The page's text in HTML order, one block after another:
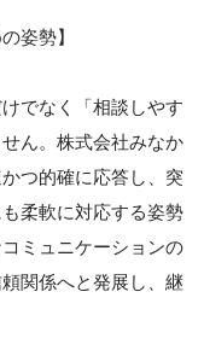
姿勢】
でなく「相談しやす
ん。株式会社みなか
つ的確に応答し、突
柔軟に対応する姿勢
ミュニケーションの
関係へと発展し、継